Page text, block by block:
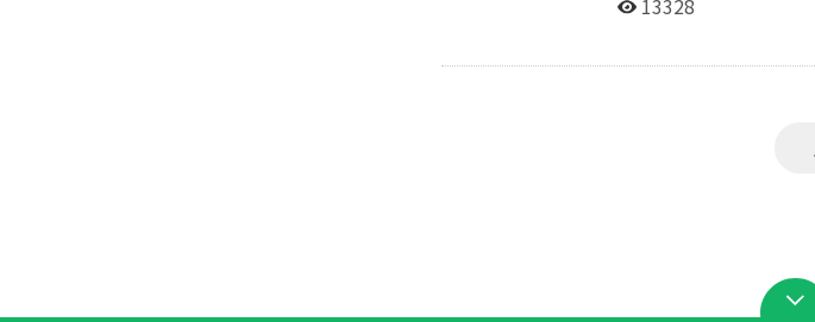
畫目錄(如為科技部研究計畫，請註明)。 學術專長、可任
驗或可任教課程之教學大綱(含英語授課)。 大學教師證
13328